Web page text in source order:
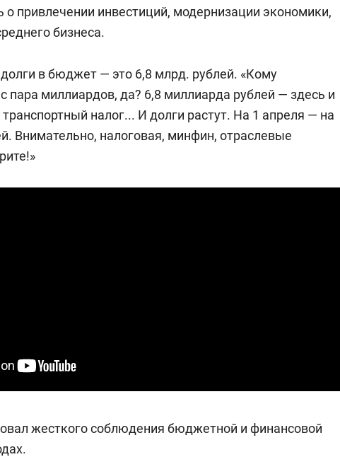
о привлечении инвестиций, модернизации экономики,
бизнеса.
долги в бюджет — это 6,8 млрд. рублей. «Кому
пара миллиардов, да? 6,8 миллиарда рублей — здесь и
налог... И долги растут. На 1 апреля — на
Внимательно, налоговая, минфин, отраслевые
жесткого соблюдения бюджетной и финансовой